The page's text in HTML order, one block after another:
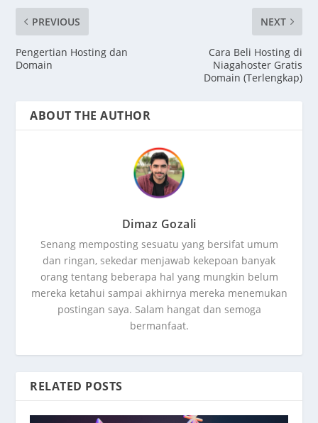
PREVIOUS
Pengertian Hosting dan
Domain
NEXT
Cara Beli Hosting di
Niagahoster Gratis
Domain (Terlengkap)
ABOUT THE AUTHOR
Dimaz Gozali
Senang memposting sesuatu yang bersifat umum
dan ringan, sekedar menjawab kekepoan banyak
orang tentang beberapa hal yang mungkin belum
mereka ketahui sampai akhirnya mereka menemukan
postingan saya. Salam hangat dan semoga
bermanfaat.
RELATED POSTS